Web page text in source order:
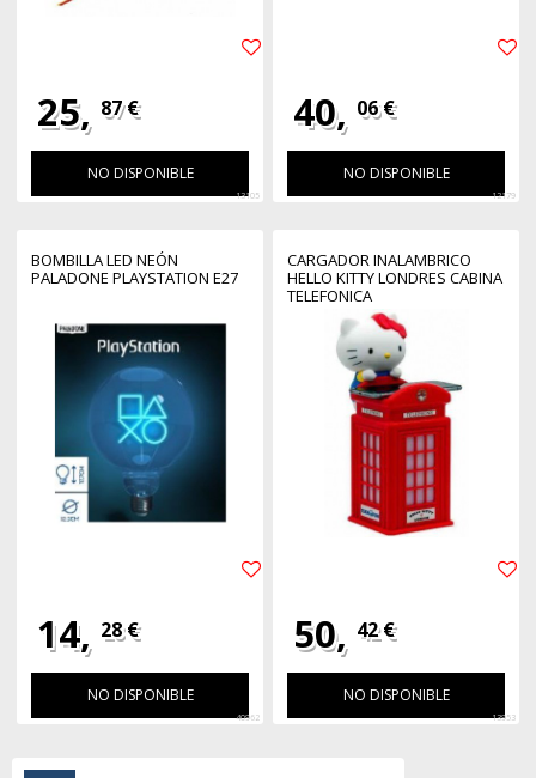
25, 87 €
NO DISPONIBLE
13105
40, 06 €
NO DISPONIBLE
12179
BOMBILLA LED NEÓN
PALADONE PLAYSTATION E27
14, 28 €
NO DISPONIBLE
40962
CARGADOR INALAMBRICO
HELLO KITTY LONDRES CABINA
TELEFONICA
50, 42 €
NO DISPONIBLE
13953